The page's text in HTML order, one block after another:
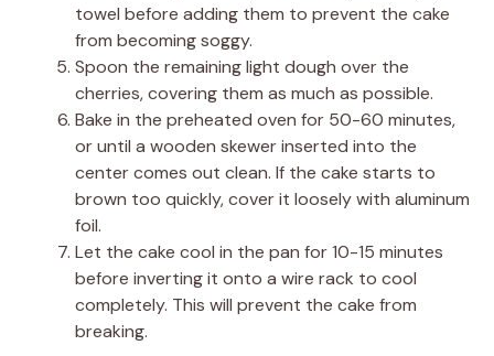
towel before adding them to prevent the cake
from becoming soggy.
Spoon the remaining light dough over the
cherries, covering them as much as possible.
Bake in the preheated oven for 50-60 minutes,
or until a wooden skewer inserted into the
center comes out clean. If the cake starts to
brown too quickly, cover it loosely with aluminum
foil.
Let the cake cool in the pan for 10-15 minutes
before inverting it onto a wire rack to cool
completely. This will prevent the cake from
breaking.